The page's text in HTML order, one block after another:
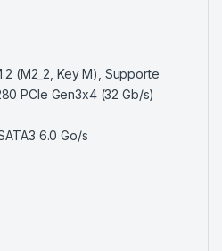
(M2_2, Key M), Supporte
PCIe Gen3x4 (32 Gb/s)
6.0 Go/s